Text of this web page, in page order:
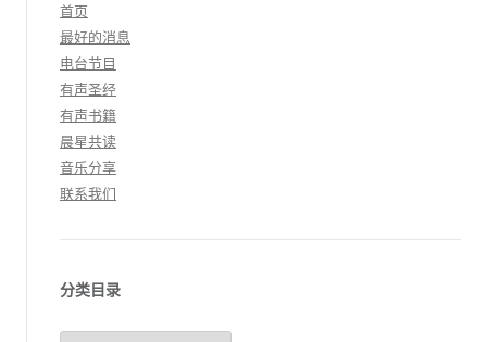
首页
最好的消息
电台节目
有声圣经
有声书籍
晨星共读
音乐分享
联系我们
分类目录
分